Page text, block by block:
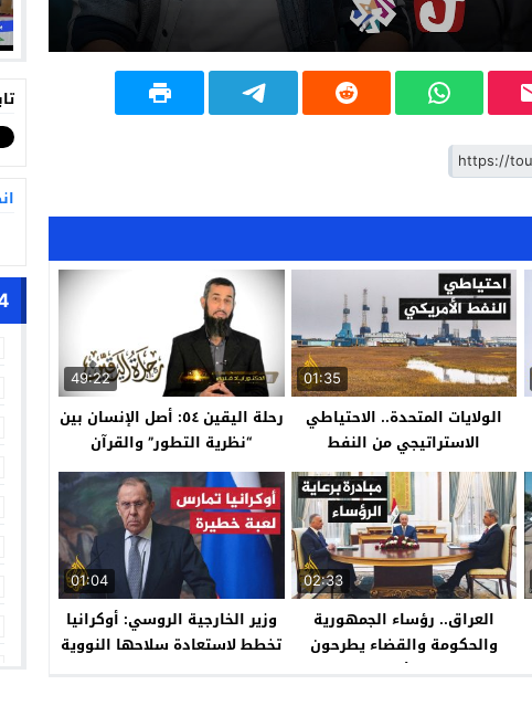
01:35
الولايات المتحدة.. الاحتياطي
الاستراتيجي من النفط
49:22
رحلة اليقين ٥٤: أصل الإنسان بين
“نظرية التطور” والقرآن
02:33
العراق.. رؤساء الجمهورية
والحكومة والقضاء يطرحون
مبادرة لحل الأزمة السياسة
01:04
وزير الخارجية الروسي: أوكرانيا
تخطط لاستعادة سلاحها النووية